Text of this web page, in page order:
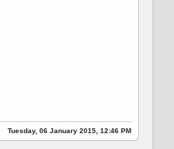
Tuesday, 06 January 2015, 12:46 PM